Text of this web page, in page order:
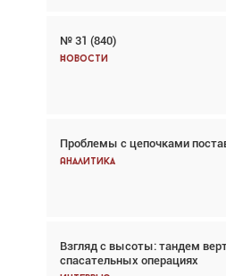
№ 31 (840)
Новости
Проблемы с цепочками
Аналитика
Взгляд с высоты: тандем
спасательных операциях
Авиационный фотограф Дэйв
говорит сама за себя... а ИИ
Впервые с 2024 года
снижается три недели подряд
Частный самолёт – это
покупке соответствующим